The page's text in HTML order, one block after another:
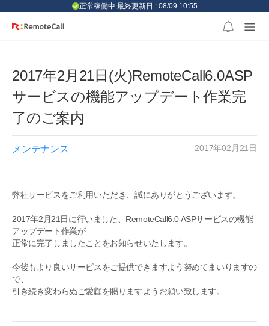
正常稼働中 最終更新日 : 08/09 10:55
2017年2月21日(火)RemoteCall6.0ASP
サービスの機能アップデート作業完
了のご案内
メンテナンス 2017年02月21日
弊社サービスをご利用いただき、誠にありがとうございます。
2017年2月21日に行いました、RemoteCall6.0 ASPサービスの機能
アップデート作業が
正常に完了しましたことをお知らせいたします。
今後もより良いサービスをご提供できますよう努めてまいりますの
で、
引き続き変わらぬご愛顧を賜りますようお願い致します。